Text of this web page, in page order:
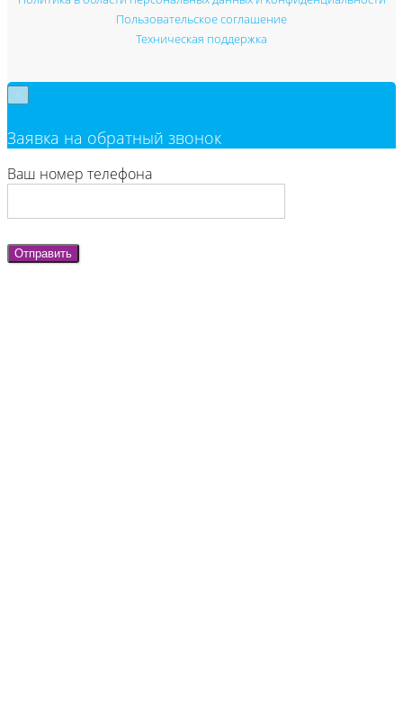
Пользовательское соглашение
Техническая поддержка
Заявка на обратный звонок
Ваш номер телефона
Отправить